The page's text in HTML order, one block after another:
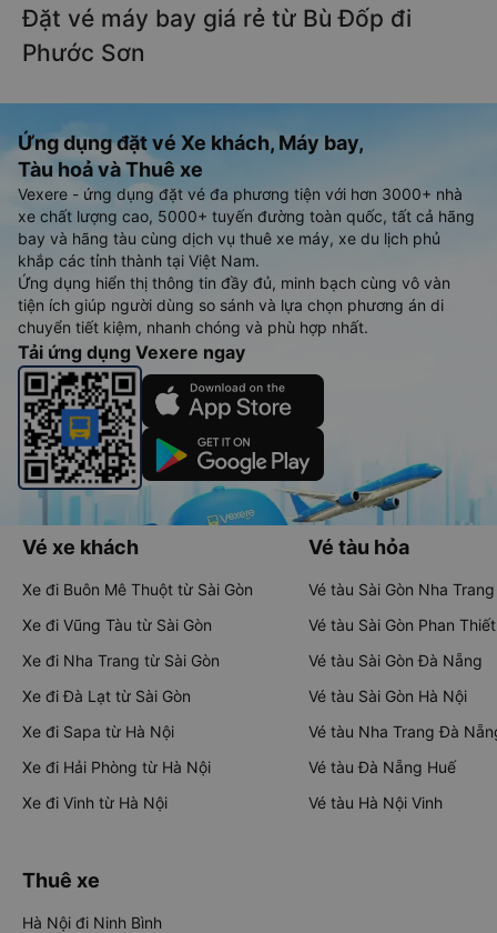
Đặt vé máy bay giá rẻ từ Bù Đốp đi
Phước Sơn
Ứng dụng đặt vé Xe khách, Máy bay,
Tàu hoả và Thuê xe
Vexere - ứng dụng đặt vé đa phương tiện với hơn 3000+ nhà
xe chất lượng cao, 5000+ tuyến đường toàn quốc, tất cả hãng
bay và hãng tàu cùng dịch vụ thuê xe máy, xe du lịch phủ
khắp các tỉnh thành tại Việt Nam.
Ứng dụng hiển thị thông tin đầy đủ, minh bạch cùng vô vàn
tiện ích giúp người dùng so sánh và lựa chọn phương án di
chuyển tiết kiệm, nhanh chóng và phù hợp nhất.
Tải ứng dụng Vexere ngay
Vé xe khách
Xe đi Buôn Mê Thuột từ Sài Gòn
Xe đi Vũng Tàu từ Sài Gòn
Xe đi Nha Trang từ Sài Gòn
Xe đi Đà Lạt từ Sài Gòn
Xe đi Sapa từ Hà Nội
Xe đi Hải Phòng từ Hà Nội
Xe đi Vinh từ Hà Nội
Vé tàu hỏa
Vé tàu Sài Gòn Nha Trang
Vé tàu Sài Gòn Phan Thiết
Vé tàu Sài Gòn Đà Nẵng
Vé tàu Sài Gòn Hà Nội
Vé tàu Nha Trang Đà
Vé tàu Đà Nẵng Huế
Vé tàu Hà Nội Vinh
Thuê xe
Hà Nội đi Ninh Bình